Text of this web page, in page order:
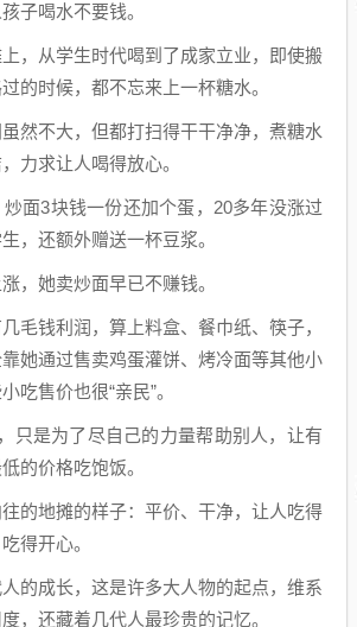
子喝水不要钱。
，从学生时代喝到了成家立业，即使搬
的时候，都不忘来上一杯糖水。
然不大，但都打扫得干干净净，煮糖水
力求让人喝得放心。
面3块钱一份还加个蛋，20多年没涨过
，还额外赠送一杯豆浆。
，她卖炒面早已不赚钱。
毛钱利润，算上料盒、餐巾纸、筷子，
她通过售卖鸡蛋灌饼、烤冷面等其他小
吃售价也很“亲民”。
只是为了尽自己的力量帮助别人，让有
的价格吃饱饭。
的地摊的样子：平价、干净，让人吃得
得开心。
的成长，这是许多大人物的起点，维系
，还藏着几代人最珍贵的记忆。